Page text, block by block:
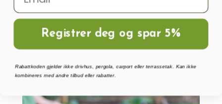
POSTED IN : "2026 - APRIL"
Registrer deg og spar 5%
Rabattkoden gjelder ikke drivhus, pergola, carport eller terrassetak. Kan ikke
kombineres med andre tilbud eller rabatter.